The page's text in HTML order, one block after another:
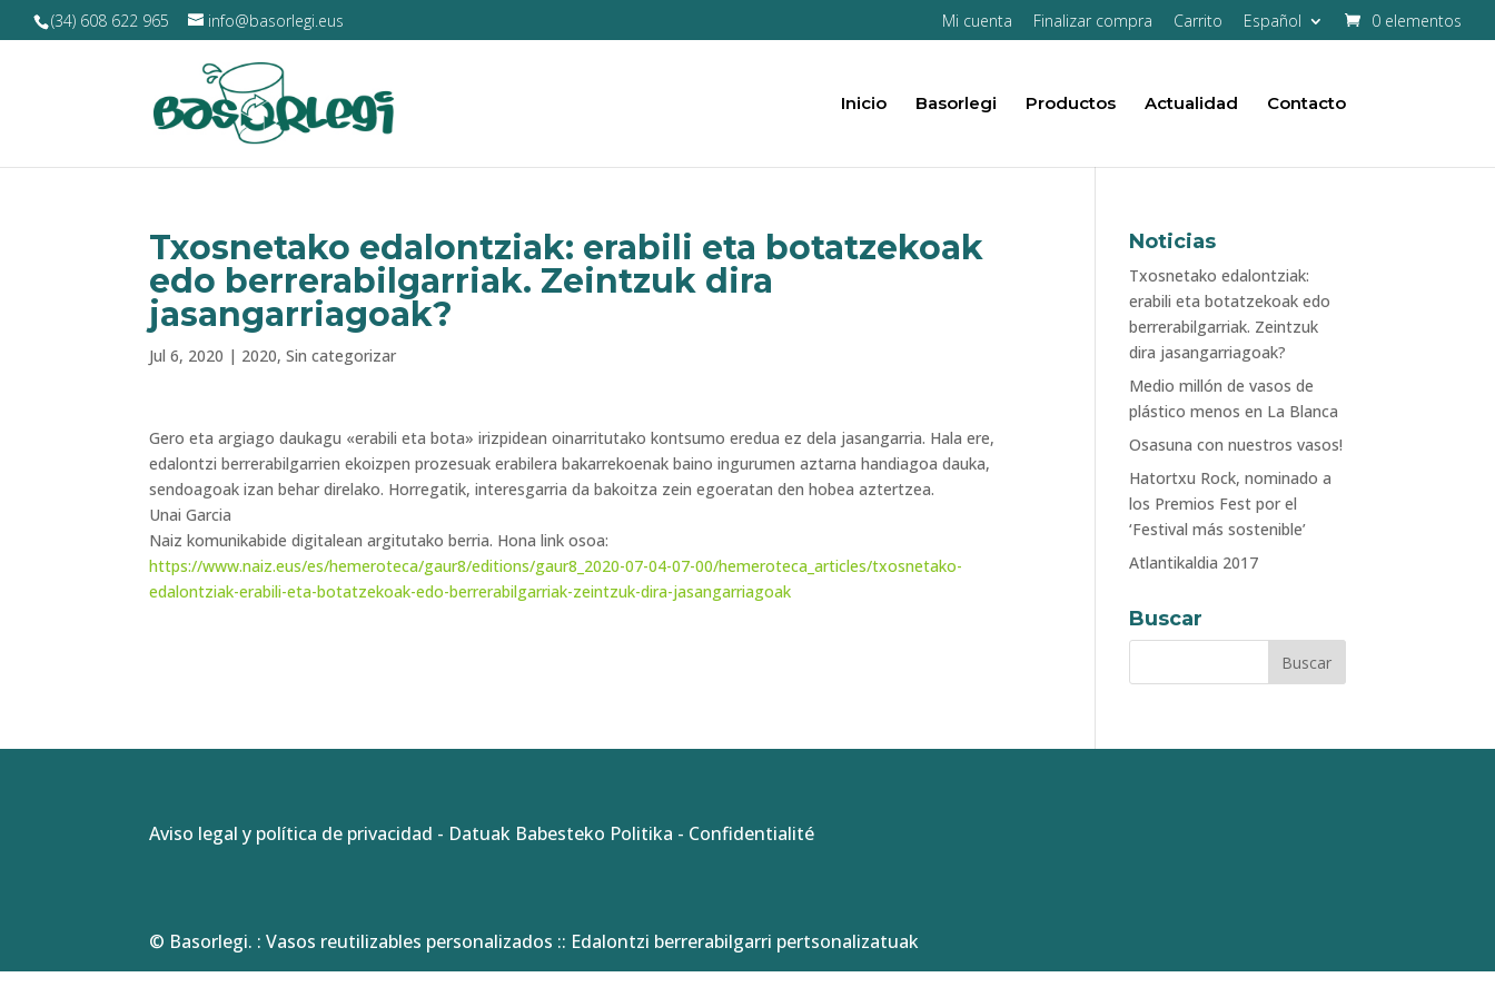
(34) 608 622 965 info@basorlegi.eus Mi cuenta Finalizar compra Carrito Español 0 elementos
Inicio Basorlegi Productos Actualidad Contacto
Txosnetako edalontziak: erabili eta botatzekoak
edo berrerabilgarriak. Zeintzuk dira
jasangarriagoak?
Jul 6, 2020 | 2020,Sin categorizar
Gero eta argiago daukagu «erabili eta bota» irizpidean oinarritutako kontsumo eredua ez dela jasangarria. Hala ere,
edalontzi berrerabilgarrien ekoizpen prozesuak erabilera bakarrekoenak baino ingurumen aztarna handiagoa dauka,
sendoagoak izan behar direlako. Horregatik, interesgarria da bakoitza zein egoeratan den hobea aztertzea.
Unai Garcia
Naiz komunikabide digitalean argitutako berria. Hona link osoa:
https://www.naiz.eus/es/hemeroteca/gaur8/editions/gaur8_2020-07-04-07-00/hemeroteca_articles/txosnetako-
edalontziak-erabili-eta-botatzekoak-edo-berrerabilgarriak-zeintzuk-dira-jasangarriagoak
Noticias
Txosnetako edalontziak:
erabili eta botatzekoak edo
berrerabilgarriak. Zeintzuk
dira jasangarriagoak?
Medio millón de vasos de
plástico menos en La Blanca
Osasuna con nuestros vasos!
Hatortxu Rock, nominado a
los Premios Fest por el
‘Festival más sostenible’
Atlantikaldia 2017
Buscar
Aviso legal y política de privacidad - Datuak Babesteko Politika - Confidentialité
© Basorlegi. : Vasos reutilizables personalizados :: Edalontzi berrerabilgarri pertsonalizatuak